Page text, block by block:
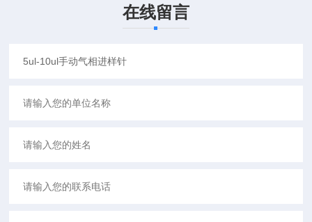
在线留言